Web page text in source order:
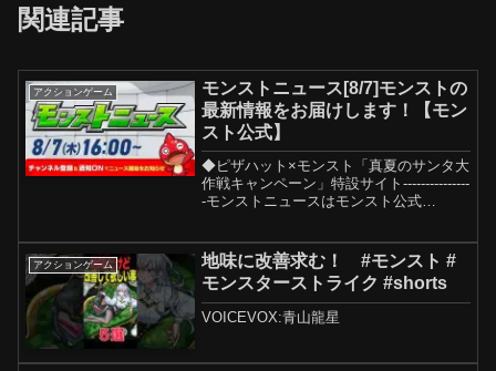
関連記事
アクションゲーム
モンストニュース[8/7]モンストの
最新情報をお届けします！【モン
スト公式】
◆ピザハット×モンスト「真夏のサンタ大
作戦キャンペーン」特設サイト---------------
-モンストニュースはモンスト公式
はじめとした内容を引用元の記載無く...
アクションゲーム
地味に改善求む！ #モンスト #
モンスターストライク #shorts
VOICEVOX:青山龍星